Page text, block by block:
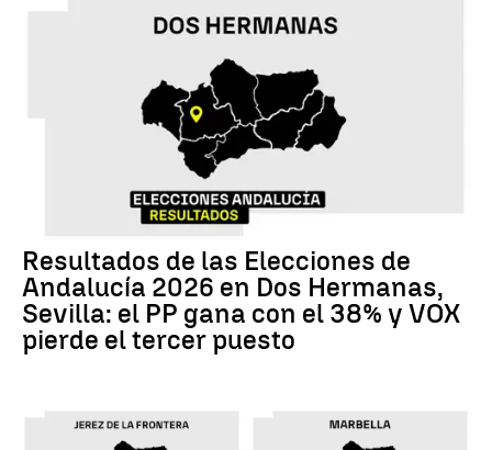
Resultados de las Elecciones de
Andalucía 2026 en Dos Hermanas,
Sevilla: el PP gana con el 38% y VOX
pierde el tercer puesto